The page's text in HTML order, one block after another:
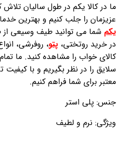
ما در کالا یکم در طول سالیان
عزیزمان را جلب کنیم و بهترین
یکم شما می توانید طیف وسیعی
در خرید روتختی، پتو، روفرشی،
کالای خواب را مشاهده کنید. ما
سلایق را در نظر بگیریم و با
معتبر برای شما فراهم کنیم.
جنس: پلی استر
ویژگی: نرم و لطیف